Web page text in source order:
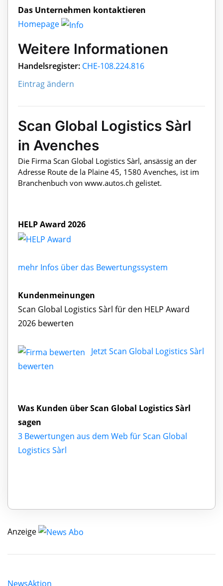
Das Unternehmen kontaktieren
Homepage
Weitere Informationen
Handelsregister: CHE-108.224.816
Eintrag ändern
Scan Global Logistics Sàrl
in Avenches
Die Firma Scan Global Logistics Sàrl, ansässig an der
Adresse Route de la Plaine 45, 1580 Avenches, ist im
Branchenbuch von www.autos.ch gelistet.
HELP Award 2026
mehr Infos über das Bewertungssystem
Kundenmeinungen
Scan Global Logistics Sàrl für den HELP Award
2026 bewerten
Jetzt Scan Global Logistics Sàrl
bewerten
Was Kunden über Scan Global Logistics Sàrl
sagen
3 Bewertungen aus dem Web für Scan Global
Logistics Sàrl
Anzeige
NewsAktion